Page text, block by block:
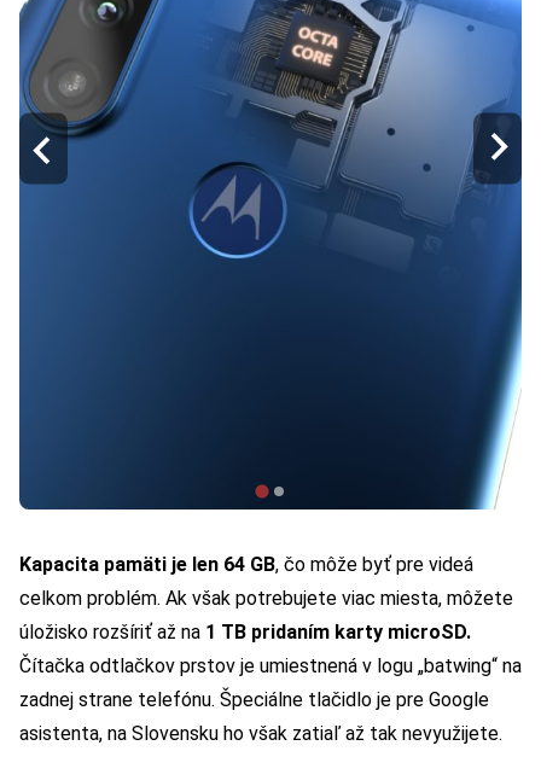
Kapacita pamäti je len 64 GB, čo môže byť pre videá
celkom problém. Ak však potrebujete viac miesta, môžete
úložisko rozšíriť až na 1 TB pridaním karty microSD.
Čítačka odtlačkov prstov je umiestnená v logu „batwing“ na
zadnej strane telefónu. Špeciálne tlačidlo je pre Google
asistenta, na Slovensku ho však zatiaľ až tak nevyužijete.